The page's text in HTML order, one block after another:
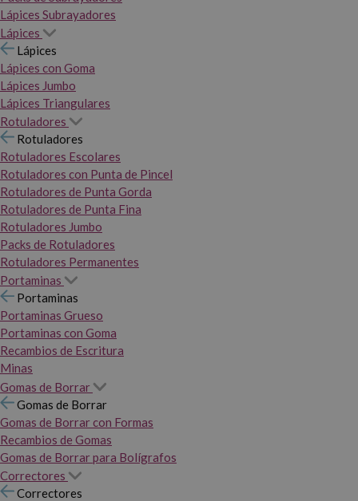
Lápices Subrayadores
Lápices
Lápices
Lápices con Goma
Lápices Jumbo
Lápices Triangulares
Rotuladores
Rotuladores
Rotuladores Escolares
Rotuladores con Punta de Pincel
Rotuladores de Punta Gorda
Rotuladores de Punta Fina
Rotuladores Jumbo
Packs de Rotuladores
Rotuladores Permanentes
Portaminas
Portaminas
Portaminas Grueso
Portaminas con Goma
Recambios de Escritura
Minas
Gomas de Borrar
Gomas de Borrar
Gomas de Borrar con Formas
Recambios de Gomas
Gomas de Borrar para Bolígrafos
Correctores
Correctores